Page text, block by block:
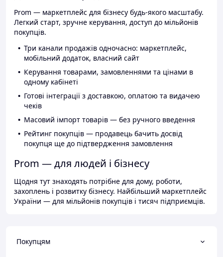
Prom — маркетплейс для бізнесу будь-якого масштабу.
Легкий старт, зручне керування, доступ до мільйонів
покупців.
Три канали продажів одночасно: маркетплейс,
мобільний додаток, власний сайт
Керування товарами, замовленнями та цінами в
одному кабінеті
Готові інтеграції з доставкою, оплатою та видачею
чеків
Масовий імпорт товарів — без ручного введення
Рейтинг покупців — продавець бачить досвід
покупця ще до підтвердження замовлення
Prom — для людей і бізнесу
Щодня тут знаходять потрібне для дому, роботи,
захоплень і розвитку бізнесу. Найбільший маркетплейс
України — для мільйонів покупців і тисяч підприємців.
Покупцям